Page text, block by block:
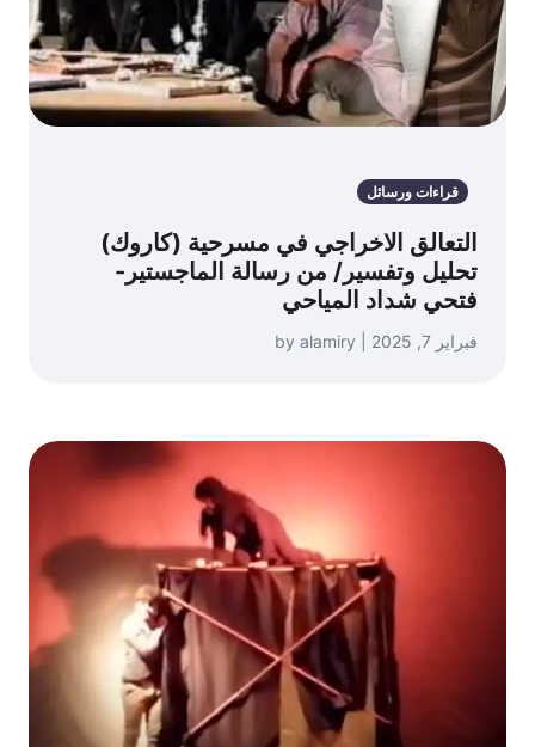
قراءات ورسائل
التعالق الاخراجي في مسرحية (كاروك)
تحليل وتفسير/ من رسالة الماجستير-
فتحي شداد المياحي
فبراير 7, 2025 | by alamiry